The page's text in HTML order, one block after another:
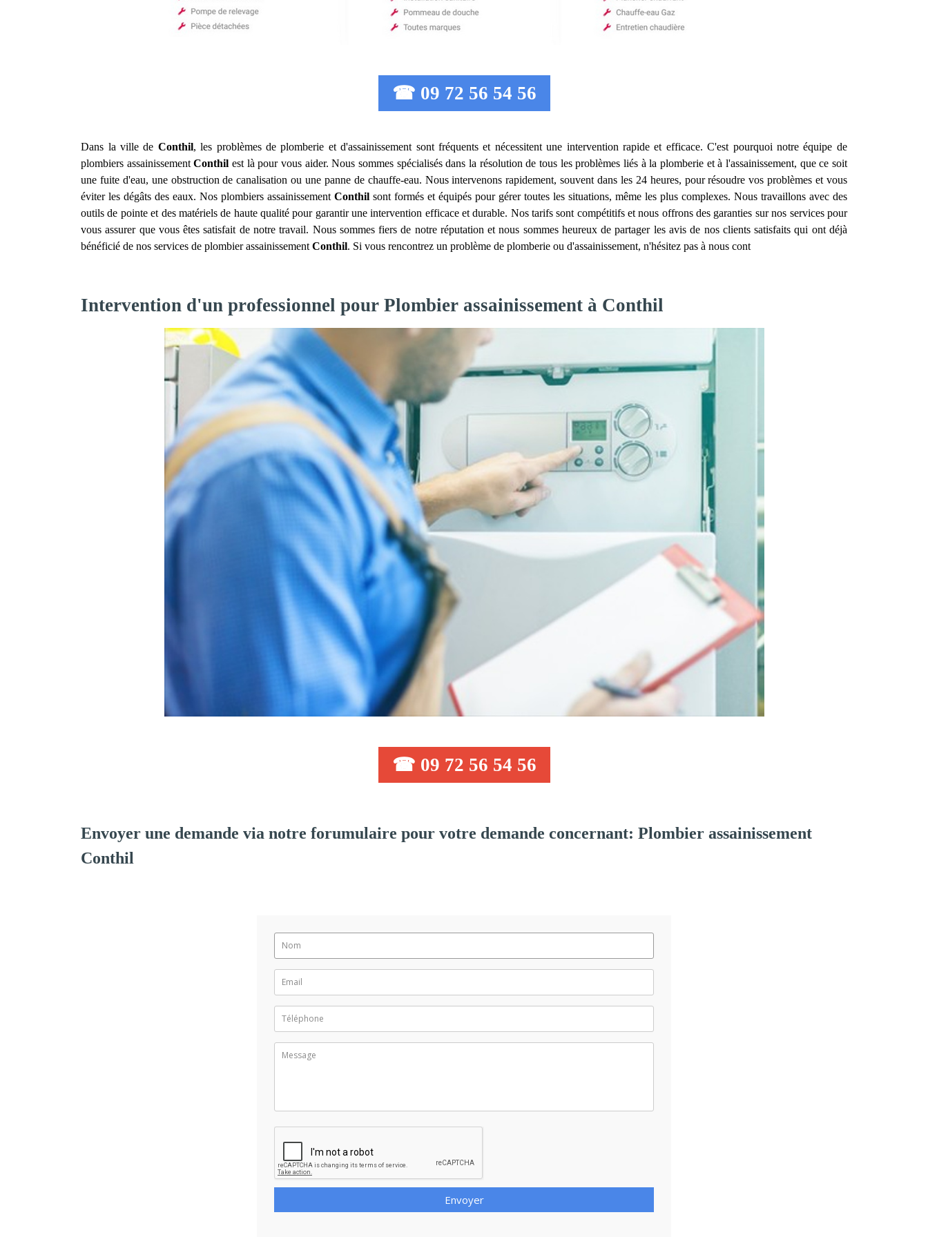
☎ 09 72 56 54 56
Dans la ville de Conthil, les problèmes de plomberie et d'assainissement sont fréquents et nécessitent une intervention rapide et efficace. C'est pourquoi notre équipe de
plombiers assainissementConthil est là pour vous aider. Nous sommes spécialisés dans la résolution de tous les problèmes liés à la plomberie et à l'assainissement, que ce soit
une fuite d'eau, une obstruction de canalisation ou une panne de chauffe-eau. Nous intervenons rapidement, souvent dans les 24 heures, pour résoudre vos problèmes et vous
éviter les dégâts des eaux. Nos plombiers assainissementConthil sont formés et équipés pour gérer toutes les situations, même les plus complexes. Nous travaillons avec des
outils de pointe et des matériels de haute qualité pour garantir une intervention efficace et durable. Nos tarifs sont compétitifs et nous offrons des garanties sur nos services pour
vous assurer que vous êtes satisfait de notre travail. Nous sommes fiers de notre réputation et nous sommes heureux de partager les avis de nos clients satisfaits qui ont déjà
bénéficié de nos services de plombier assainissementConthil. Si vous rencontrez un problème de plomberie ou d'assainissement, n'hésitez pas à nous cont
Intervention d'un professionnel pour Plombier assainissement à Conthil
☎ 09 72 56 54 56
Envoyer une demande via notre forumulaire pour votre demande concernant: Plombier assainissement
Conthil
Envoyer